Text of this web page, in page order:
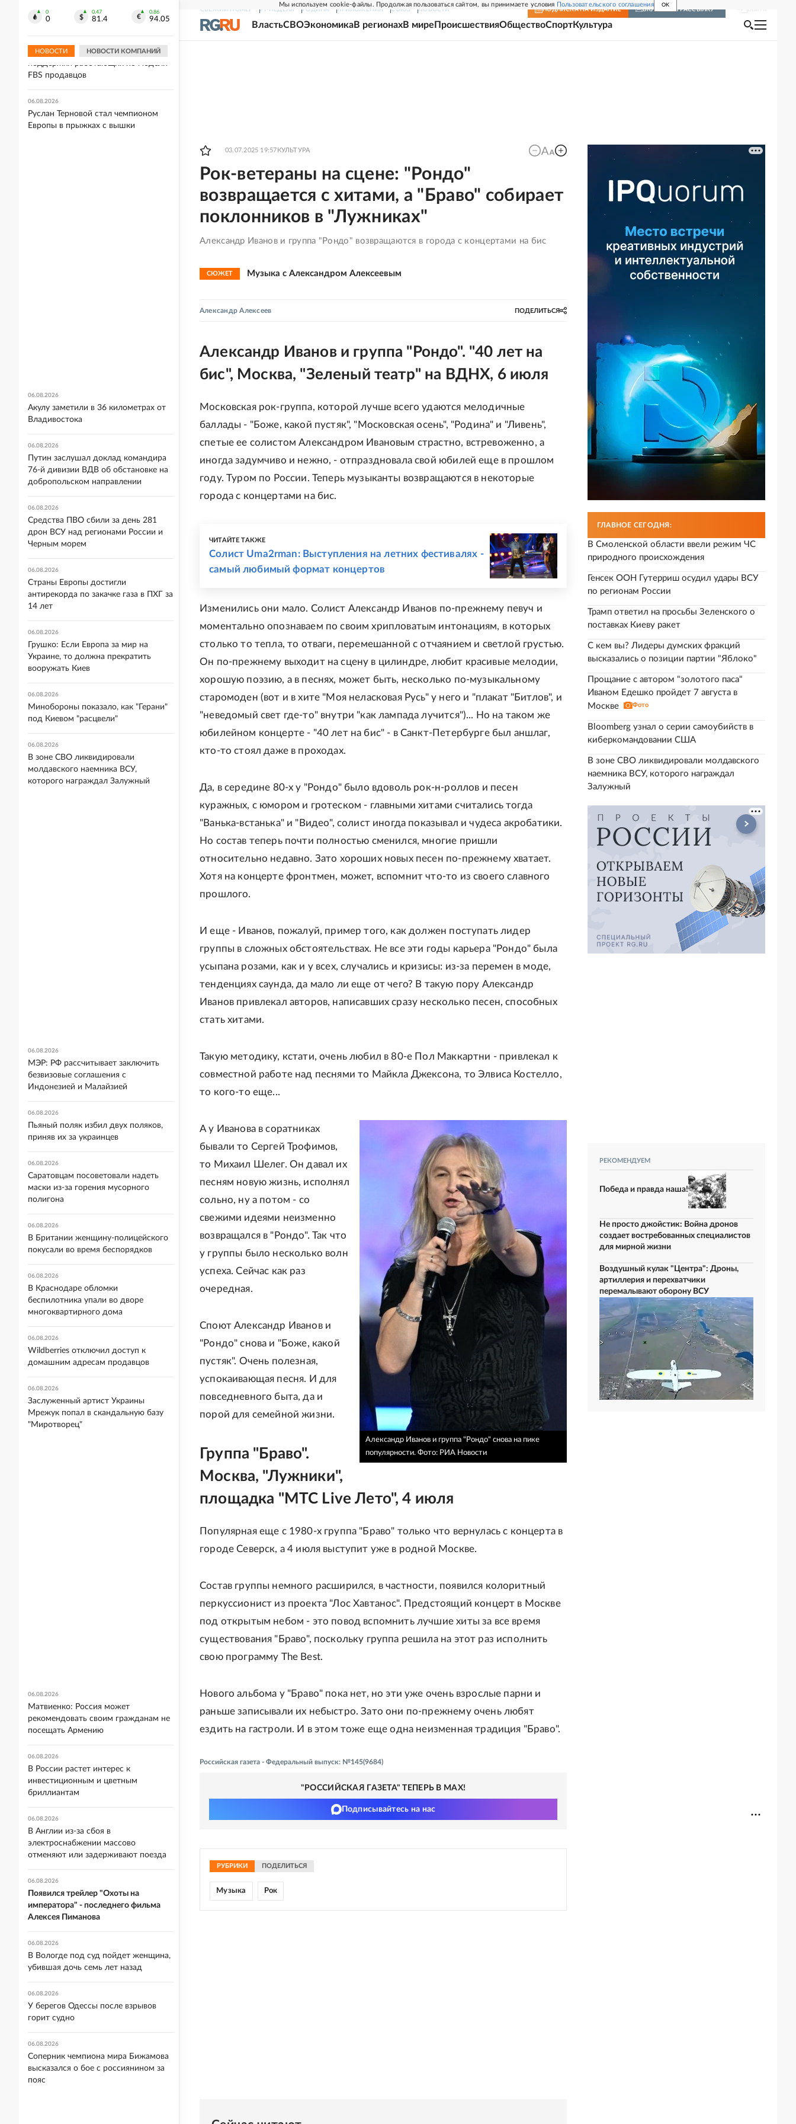
Мы используем cookie-файлы. Продолжая пользоваться сайтом, вы принимаете условия Пользовательского соглашения OK
СВЕЖИЙ НОМЕР РГ-НЕДЕЛЯ РОДИНА ПРИЛОЖЕНИЯ СОЮЗ НОВОСТИ ПОДПИСКА НА ИЗДАНИЕ ВКЛЮЧИТЬ РАССЫЛКУ
ВластьСВОЭкономикаВ регионахВ мире ПроисшествияОбществоСпортКультура
03.07.2025 19:57 КУЛЬТУРА
Рок-ветераны на сцене: "Рондо"
возвращается с хитами, а "Браво" собирает
поклонников в "Лужниках"
Александр Иванов и группа "Рондо" возвращаются в города с концертами на бис
СЮЖЕТ Музыка с Александром Алексеевым
Александр Алексеев ПОДЕЛИТЬСЯ
Александр Иванов и группа "Рондо". "40 лет на
бис", Москва, "Зеленый театр" на ВДНХ, 6 июля
Московская рок-группа, которой лучше всего удаются мелодичные
баллады - "Боже, какой пустяк", "Московская осень", "Родина" и "Ливень",
спетые ее солистом Александром Ивановым страстно, встревоженно, а
иногда задумчиво и нежно, - отпраздновала свой юбилей еще в прошлом
году. Туром по России. Теперь музыканты возвращаются в некоторые
города с концертами на бис.
ЧИТАЙТЕ ТАКЖЕ
Солист Uma2rman: Выступления на летних фестивалях -
самый любимый формат концертов
Изменились они мало. Солист Александр Иванов по-прежнему певуч и
моментально опознаваем по своим хрипловатым интонациям, в которых
столько то тепла, то отваги, перемешанной с отчаянием и светлой грустью.
Он по-прежнему выходит на сцену в цилиндре, любит красивые мелодии,
хорошую поэзию, а в песнях, может быть, несколько по-музыкальному
старомоден (вот и в хите "Моя неласковая Русь" у него и "плакат "Битлов", и
"неведомый свет где-то" внутри "как лампада лучится")... Но на таком же
юбилейном концерте - "40 лет на бис" - в Санкт-Петербурге был аншлаг,
кто-то стоял даже в проходах.
Да, в середине 80-х у "Рондо" было вдоволь рок-н-роллов и песен
куражных, с юмором и гротеском - главными хитами считались тогда
"Ванька-встанька" и "Видео", солист иногда показывал и чудеса акробатики.
Но состав теперь почти полностью сменился, многие пришли
относительно недавно. Зато хороших новых песен по-прежнему хватает.
Хотя на концерте фронтмен, может, вспомнит что-то из своего славного
прошлого.
И еще - Иванов, пожалуй, пример того, как должен поступать лидер
группы в сложных обстоятельствах. Не все эти годы карьера "Рондо" была
усыпана розами, как и у всех, случались и кризисы: из-за перемен в моде,
тенденциях саунда, да мало ли еще от чего? В такую пору Александр
Иванов привлекал авторов, написавших сразу несколько песен, способных
стать хитами.
Такую методику, кстати, очень любил в 80-е Пол Маккартни - привлекал к
совместной работе над песнями то Майкла Джексона, то Элвиса Костелло,
то кого-то еще...
Александр Иванов и группа "Рондо" снова на пике
популярности. Фото: РИА Новости
А у Иванова в соратниках
бывали то Сергей Трофимов,
то Михаил Шелег. Он давал их
песням новую жизнь, исполнял
сольно, ну а потом - со
свежими идеями неизменно
возвращался в "Рондо". Так что
у группы было несколько волн
успеха. Сейчас как раз
очередная.
Споют Александр Иванов и
"Рондо" снова и "Боже, какой
пустяк". Очень полезная,
успокаивающая песня. И для
повседневного быта, да и
порой для семейной жизни.
Группа "Браво".
Москва, "Лужники",
площадка "МТС Live Лето", 4 июля
Популярная еще с 1980-х группа "Браво" только что вернулась с концерта в
городе Северск, а 4 июля выступит уже в родной Москве.
Состав группы немного расширился, в частности, появился колоритный
перкуссионист из проекта "Лос Хавтанос". Предстоящий концерт в Москве
под открытым небом - это повод вспомнить лучшие хиты за все время
существования "Браво", поскольку группа решила на этот раз исполнить
свою программу The Best.
Нового альбома у "Браво" пока нет, но эти уже очень взрослые парни и
раньше записывали их небыстро. Зато они по-прежнему очень любят
ездить на гастроли. И в этом тоже еще одна неизменная традиция "Браво".
Российская газета - Федеральный выпуск: №145(9684)
"РОССИЙСКАЯ ГАЗЕТА" ТЕПЕРЬ В MAX!
Подписывайтесь на нас
РУБРИКИ ПОДЕЛИТЬСЯ
Музыка Рок
ГЛАВНОЕ СЕГОДНЯ:
В Смоленской области ввели режим ЧС
природного происхождения
Генсек ООН Гутерриш осудил удары ВСУ
по регионам России
Трамп ответил на просьбы Зеленского о
поставках Киеву ракет
С кем вы? Лидеры думских фракций
высказались о позиции партии "Яблоко"
Прощание с автором "золотого паса"
Иваном Едешко пройдет 7 августа в
Москве
Фото
Bloomberg узнал о серии самоубийств в
киберкомандовании США
В зоне СВО ликвидировали молдавского
наемника ВСУ, которого награждал
Залужный
РЕКОМЕНДУЕМ
Победа и правда наша!
Не просто джойстик: Война дронов
создает востребованных специалистов
для мирной жизни
Воздушный кулак "Центра": Дроны,
артиллерия и перехватчики
перемалывают оборону ВСУ
0
0
0.47
81.4
0.86
94.05
НОВОСТИ НОВОСТИ КОМПАНИЙ
кандидата в президенты Тонделье
Wildberries расширила меры
поддержки работающих по модели
FBS продавцов
06.08.2026
Руслан Терновой стал чемпионом
Европы в прыжках с вышки
06.08.2026
Акулу заметили в 36 километрах от
Владивостока
06.08.2026
Путин заслушал доклад командира
76-й дивизии ВДВ об обстановке на
добропольском направлении
06.08.2026
Средства ПВО сбили за день 281
дрон ВСУ над регионами России и
Черным морем
06.08.2026
Страны Европы достигли
антирекорда по закачке газа в ПХГ за
14 лет
06.08.2026
Грушко: Если Европа за мир на
Украине, то должна прекратить
вооружать Киев
06.08.2026
Минобороны показало, как "Герани"
под Киевом "расцвели"
06.08.2026
В зоне СВО ликвидировали
молдавского наемника ВСУ,
которого награждал Залужный
06.08.2026
МЭР: РФ рассчитывает заключить
безвизовые соглашения с
Индонезией и Малайзией
06.08.2026
Пьяный поляк избил двух поляков,
приняв их за украинцев
06.08.2026
Саратовцам посоветовали надеть
маски из-за горения мусорного
полигона
06.08.2026
В Британии женщину-полицейского
покусали во время беспорядков
06.08.2026
В Краснодаре обломки
беспилотника упали во дворе
многоквартирного дома
06.08.2026
Wildberries отключил доступ к
домашним адресам продавцов
06.08.2026
Заслуженный артист Украины
Мрежук попал в скандальную базу
"Миротворец"
06.08.2026
Матвиенко: Россия может
рекомендовать своим гражданам не
посещать Армению
06.08.2026
В России растет интерес к
инвестиционным и цветным
бриллиантам
06.08.2026
В Англии из-за сбоя в
электроснабжении массово
отменяют или задерживают поезда
06.08.2026
Появился трейлер "Охоты на
императора" - последнего фильма
Алексея Пиманова
06.08.2026
В Вологде под суд пойдет женщина,
убившая дочь семь лет назад
06.08.2026
У берегов Одессы после взрывов
горит судно
06.08.2026
Соперник чемпиона мира Бижамова
высказался о бое с россиянином за
пояс